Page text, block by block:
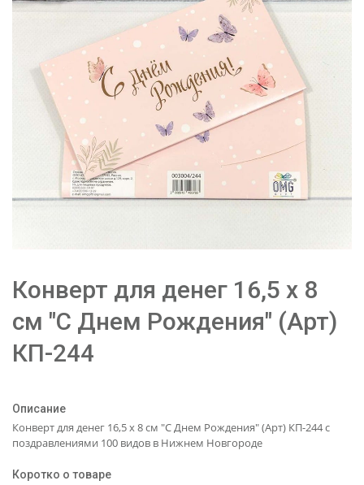
Конверт для денег 16,5 х 8
см "С Днем Рождения" (Арт)
КП-244
Описание
Конверт для денег 16,5 х 8 см "С Днем Рождения" (Арт) КП-244 с
поздравлениями 100 видов в Нижнем Новгороде
Коротко о товаре